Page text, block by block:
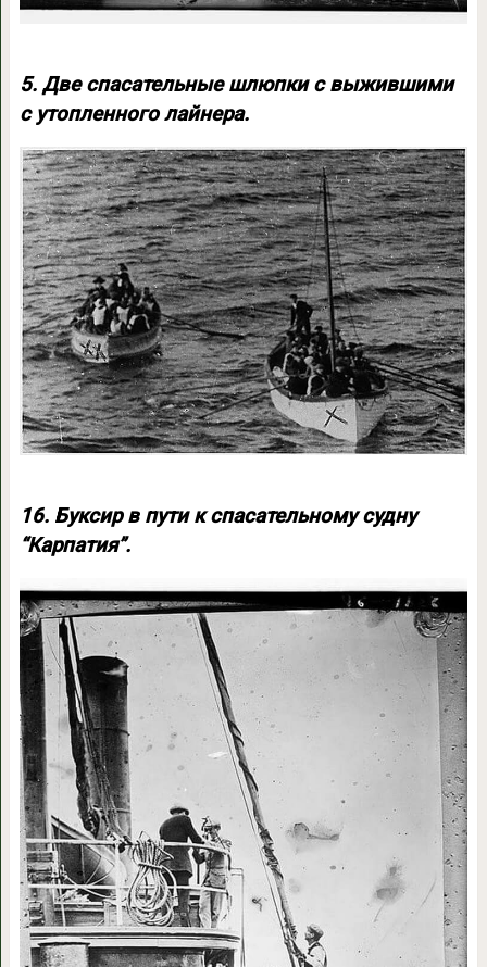
5. Две спасательные шлюпки с выжившими
с утопленного лайнера.
16. Буксир в пути к спасательному судну
“Карпатия”.